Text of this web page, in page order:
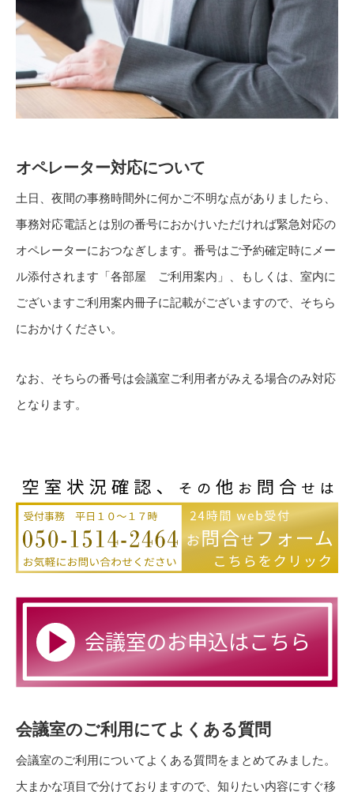
オペレーター対応について
土日、夜間の事務時間外に何かご不明な点がありましたら、
事務対応電話とは別の番号におかけいただければ緊急対応の
オペレーターにおつなぎします。番号はご予約確定時にメー
ル添付されます「各部屋 ご利用案内」、もしくは、室内に
ございますご利用案内冊子に記載がございますので、そちら
におかけください。
なお、そちらの番号は会議室ご利用者がみえる場合のみ対応
となります。
会議室のご利用にてよくある質問
会議室のご利用についてよくある質問をまとめてみました。
大まかな項目で分けておりますので、知りたい内容にすぐ移